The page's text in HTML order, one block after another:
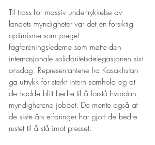
Til tross for massiv undertrykkelse av
landets myndigheter var det en forsiktig
optimisme som preget
fagforeningslederne som møtte den
internasjonale solidaritetsdelegasjonen sist
onsdag. Representantene fra Kasakhstan
ga uttrykk for sterkt intern samhold og at
de hadde blitt bedre til å forstå hvordan
myndighetene jobbet. De mente også at
de siste års erfaringer har gjort de bedre
rustet til å stå imot presset.